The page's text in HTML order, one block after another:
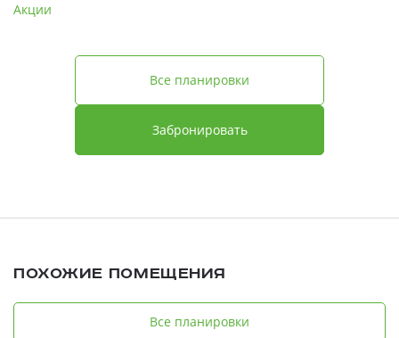
Акции
Забронировать
Все планировки
Похожие помещения
Все планировки